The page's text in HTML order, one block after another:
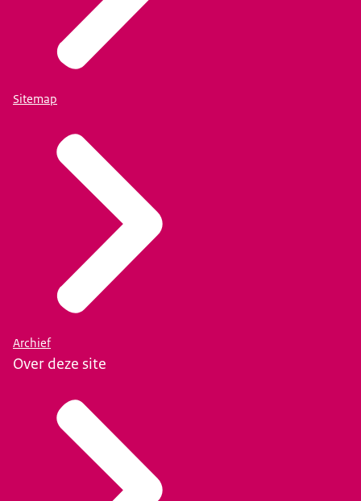
Sitemap
Archief
Over deze site